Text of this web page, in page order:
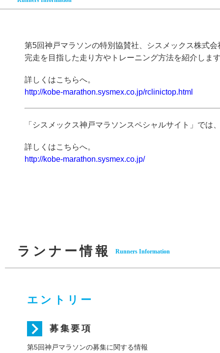
第5回神戸マラソンの特別協賛社、シスメックス株式
完走を目指した走り方やトレーニング方法を紹介しま
詳しくはこちらへ。
http://kobe-marathon.sysmex.co.jp/rclinictop.html
「シスメックス神戸マラソンスペシャルサイト」で
詳しくはこちらへ。
http://kobe-marathon.sysmex.co.jp/
ランナー情報 Runners Information
エントリー
募集要項
第5回神戸マラソンの募集に関する情報